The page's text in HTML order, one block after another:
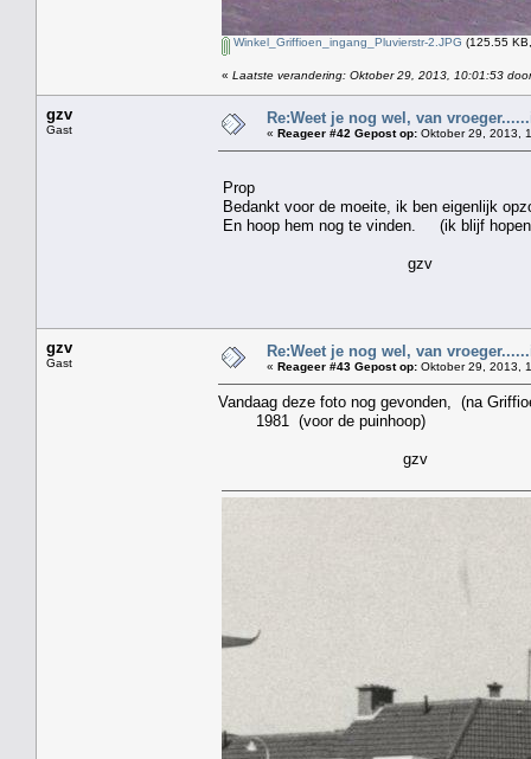
Winkel_Griffioen_ingang_Pluvierstr-2.JPG (125.55
« Laatste verandering: Oktober 29, 2013, 10:01:53
gzv
Gast
Re:Weet je nog wel, van
« Reageer #42 Gepost op: Oktober 29, 2013,
Prop
Bedankt voor de moeite, ik ben eigenlijk
En hoop hem nog te vinden. (ik blijf
gzv
gzv
Gast
Re:Weet je nog wel, van
« Reageer #43 Gepost op: Oktober 29, 2013,
Vandaag deze foto nog gevonden, (na
1981 (voor de puinhoop)
gzv